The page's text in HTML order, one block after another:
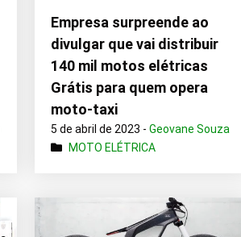
Empresa surpreende ao
divulgar que vai distribuir
140 mil motos elétricas
Grátis para quem opera
moto-taxi
5 de abril de 2023 -Geovane Souza
MOTO ELÉTRICA